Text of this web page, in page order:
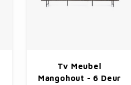
Tv Meubel
Mangohout - 6 Deur